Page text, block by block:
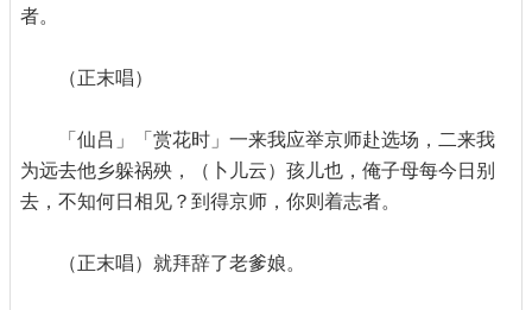
者。
（正末唱）
「仙吕」「赏花时」一来我应举京师赴选场，二来我
为远去他乡躲祸殃，（卜儿云）孩儿也，俺子母每今日别
去，不知何日相见？到得京师，你则着志者。
（正末唱）就拜辞了老爹娘。